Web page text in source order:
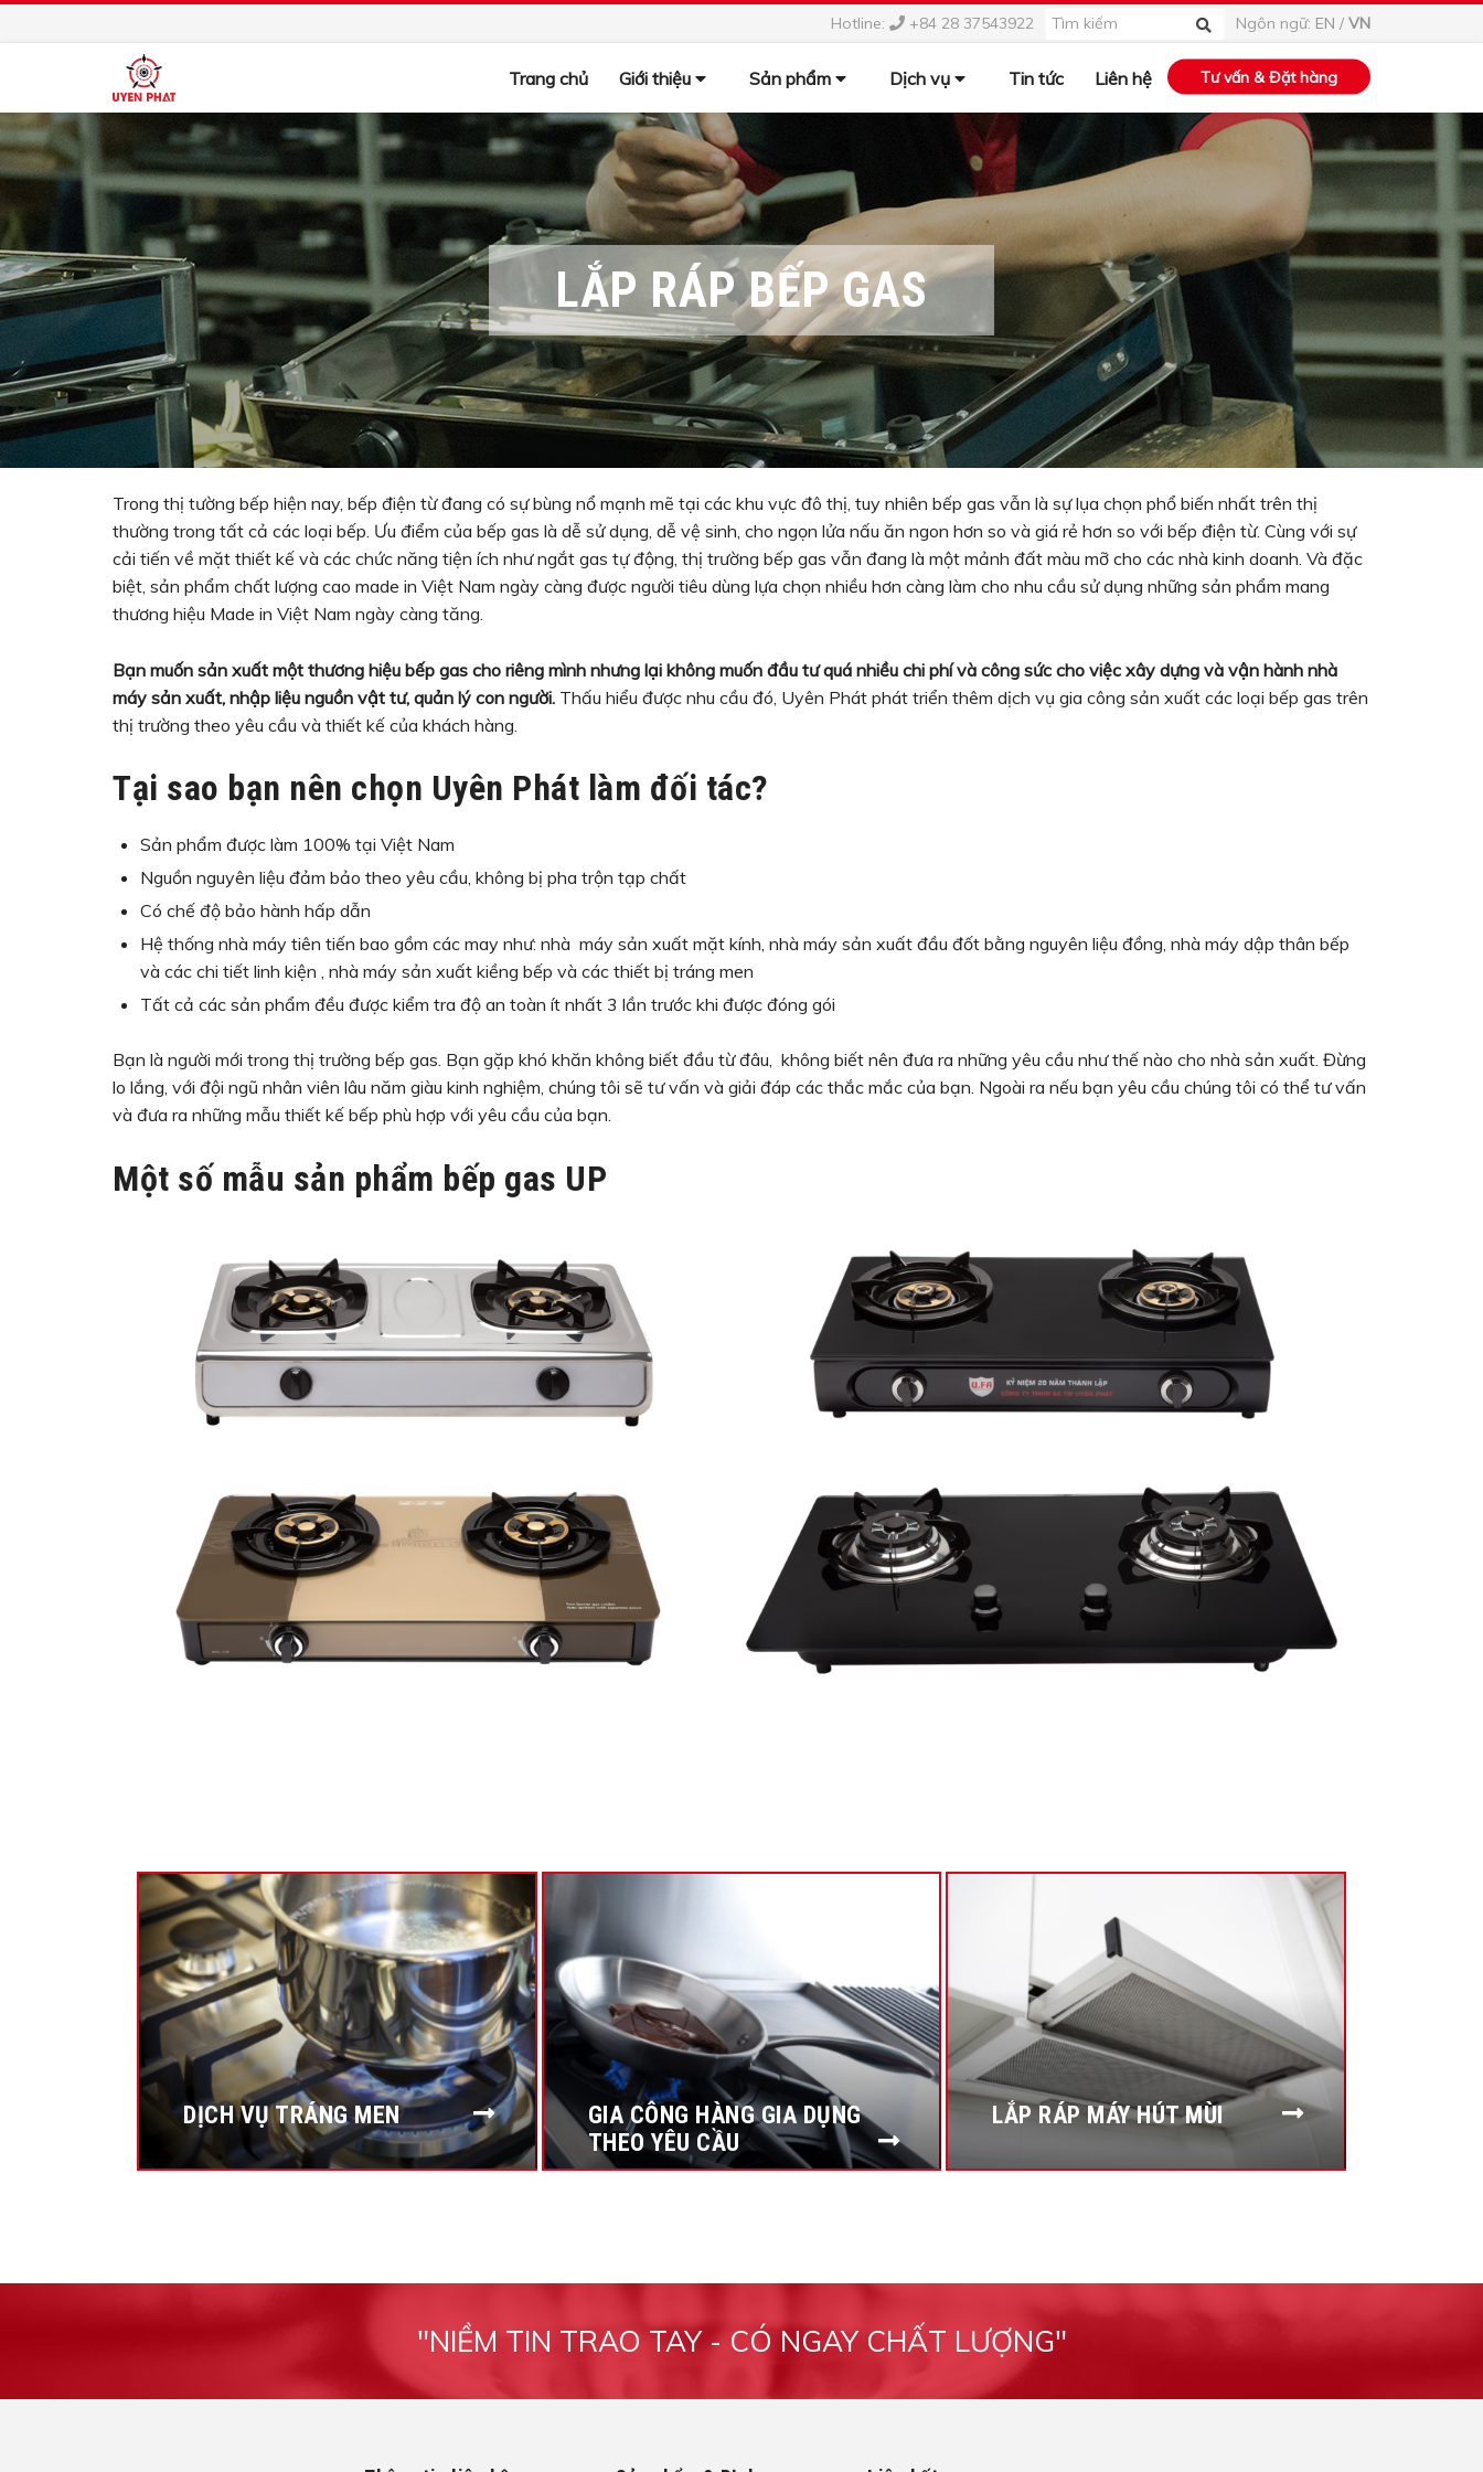
Hotline: +84 28 37543922 Ngôn ngữ: EN / VN
Trang chủ Giới thiệu Sản phẩm Dịch vụ Tin tức Liên hệ Tư vấn & Đặt hàng
LẮP RÁP BẾP GAS
Trong thị tường bếp hiện nay, bếp điện từ đang có sự bùng nổ mạnh mẽ tại các khu vực đô thị, tuy nhiên bếp gas vẫn là sự lụa chọn phổ biến nhất trên thị
thường trong tất cả các loại bếp. Ưu điểm của bếp gas là dễ sử dụng, dễ vệ sinh, cho ngọn lửa nấu ăn ngon hơn so và giá rẻ hơn so với bếp điện từ. Cùng với sự
cải tiến về mặt thiết kế và các chức năng tiện ích như ngắt gas tự động, thị trường bếp gas vẫn đang là một mảnh đất màu mỡ cho các nhà kinh doanh. Và đặc
biệt, sản phẩm chất lượng cao made in Việt Nam ngày càng được người tiêu dùng lựa chọn nhiều hơn càng làm cho nhu cầu sử dụng những sản phẩm mang
thương hiệu Made in Việt Nam ngày càng tăng.
Bạn muốn sản xuất một thương hiệu bếp gas cho riêng mình nhưng lại không muốn đầu tư quá nhiều chi phí và công sức cho việc xây dựng và vận hành nhà
máy sản xuất, nhập liệu nguồn vật tư, quản lý con người. Thấu hiểu được nhu cầu đó, Uyên Phát phát triển thêm dịch vụ gia công sản xuất các loại bếp gas trên
thị trường theo yêu cầu và thiết kế của khách hàng.
Tại sao bạn nên chọn Uyên Phát làm đối tác?
Sản phẩm được làm 100% tại Việt Nam
Nguồn nguyên liệu đảm bảo theo yêu cầu, không bị pha trộn tạp chất
Có chế độ bảo hành hấp dẫn
Hệ thống nhà máy tiên tiến bao gồm các may như: nhà máy sản xuất mặt kính, nhà máy sản xuất đầu đốt bằng nguyên liệu đồng, nhà máy dập thân bếp
và các chi tiết linh kiện , nhà máy sản xuất kiềng bếp và các thiết bị tráng men
Tất cả các sản phẩm đều được kiểm tra độ an toàn ít nhất 3 lần trước khi được đóng gói
Bạn là người mới trong thị trường bếp gas. Bạn gặp khó khăn không biết đầu từ đâu, không biết nên đưa ra những yêu cầu như thế nào cho nhà sản xuất. Đừng
lo lắng, với đội ngũ nhân viên lâu năm giàu kinh nghiệm, chúng tôi sẽ tư vấn và giải đáp các thắc mắc của bạn. Ngoài ra nếu bạn yêu cầu chúng tôi có thể tư vấn
và đưa ra những mẫu thiết kế bếp phù hợp với yêu cầu của bạn.
Một số mẫu sản phẩm bếp gas UP
DỊCH VỤ TRÁNG MEN
GIA CÔNG HÀNG GIA DỤNG
THEO YÊU CẦU
LẮP RÁP MÁY HÚT MÙI
"NIỀM TIN TRAO TAY - CÓ NGAY CHẤT LƯỢNG"